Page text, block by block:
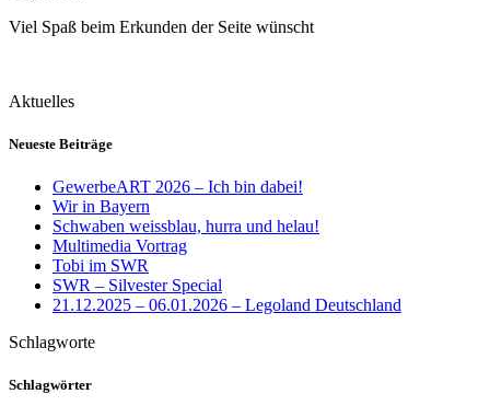
Viel Spaß beim Erkunden der Seite wünscht
Aktuelles
Neueste Beiträge
GewerbeART 2026 – Ich bin dabei!
Wir in Bayern
Schwaben weissblau, hurra und helau!
Multimedia Vortrag
Tobi im SWR
SWR – Silvester Special
21.12.2025 – 06.01.2026 – Legoland Deutschland
Schlagworte
Schlagwörter